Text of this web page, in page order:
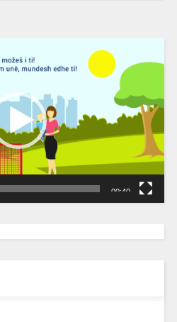
00:40